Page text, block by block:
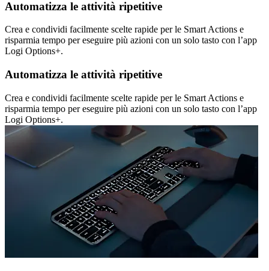
Automatizza le attività ripetitive
Crea e condividi facilmente scelte rapide per le Smart Actions e
risparmia tempo per eseguire più azioni con un solo tasto con l’app
Logi Options+.
Automatizza le attività ripetitive
Crea e condividi facilmente scelte rapide per le Smart Actions e
risparmia tempo per eseguire più azioni con un solo tasto con l’app
Logi Options+.